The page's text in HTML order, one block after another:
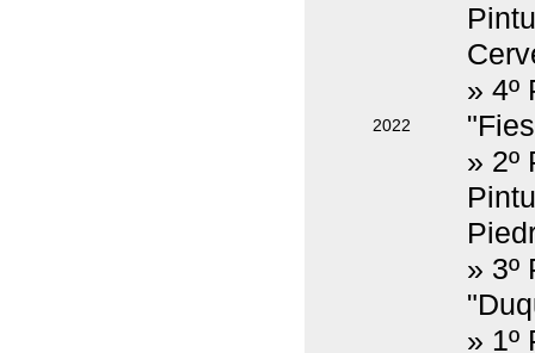
2022
» 4º
» 2º
» 3º
» 1º